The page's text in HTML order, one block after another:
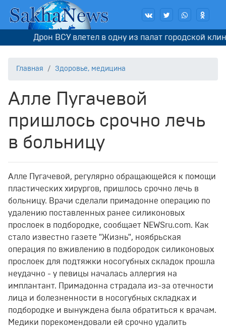
Дрон ВСУ влетел в одну из палат городской
Главная Здоровье, медицина
Алле Пугачевой
пришлось срочно лечь
в больницу
Алле Пугачевой, регулярно обращающейся к помощи
пластических хирургов, пришлось срочно лечь в
больницу. Врачи сделали примадонне операцию по
удалению поставленных ранее силиконовых
прослоек в подбородке, сообщает NEWSru.com. Как
стало известно газете "Жизнь", ноябрьская
операция по вживлению в подбородок силиконовых
прослоек для подтяжки носогубных складок прошла
неудачно - у певицы началась аллергия на
имплантант. Примадонна страдала из-за отечности
лица и болезненности в носогубных складках и
подбородке и вынуждена была обратиться к врачам.
Медики порекомендовали ей срочно удалить